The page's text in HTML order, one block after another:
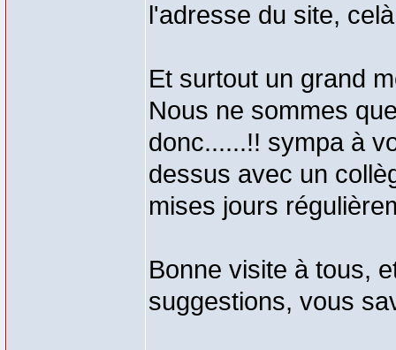
l'adresse du site,
Et surtout un grand
Nous ne sommes
donc......!! sympa à
dessus avec un
mises jours
Bonne visite à tous,
suggestions, vous